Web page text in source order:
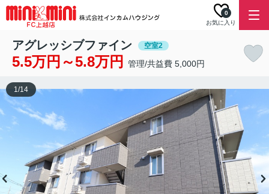
お気に入り
0
アグレッシブファイン 空室2
5.5万円～5.8万円 管理/共益費 5,000円
1/14